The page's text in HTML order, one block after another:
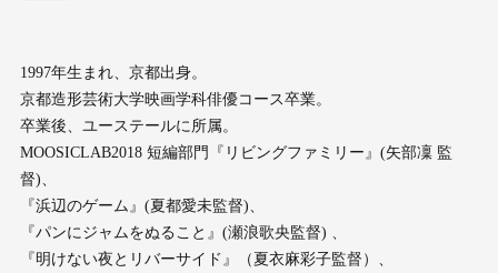
1997年生まれ、京都出身。
京都造形芸術大学映画学科俳優コース卒業。
卒業後、ユーステールに所属。
MOOSICLAB2018 短編部門『リビングファミリー』(矢部凜 監
督)、
『浜辺のゲーム』(夏都愛未監督)、
『パンにジャムをぬること』(瀬浪歌央監督) 、
『明けない夜とリバーサイド』（夏衣麻彩子監督）、